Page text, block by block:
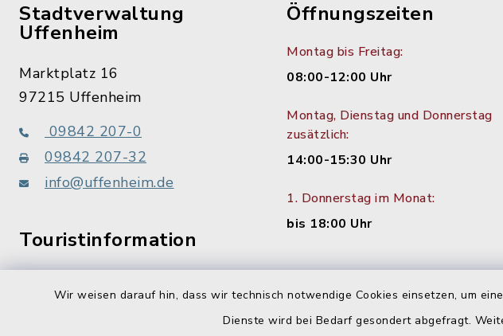
Wir weisen darauf hin, dass wir technisch notwendige Cookies einsetzen, um
Dienste wird bei Bedarf gesondert abgefragt.
Stadtverwaltung
Uffenheim
Marktplatz 16
97215 Uffenheim
09842 207-0
09842 207-32
info@uffenheim.de
Touristinformation
Öffnungszeiten
Montag bis Freitag:
08:00-12:00 Uhr
Montag, Dienstag und Donnerstag
zusätzlich:
14:00-15:30 Uhr
1. Donnerstag im Monat:
bis 18:00 Uhr